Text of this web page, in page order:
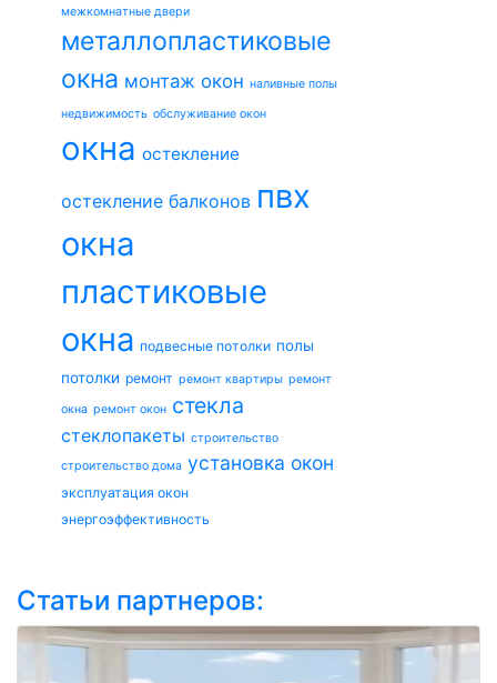
межкомнатные двери
металлопластиковые
окна монтаж окон наливные полы
недвижимость обслуживание окон
окна остекление
остекление балконов пвх
окна
пластиковые
окна подвесные потолки полы
потолки ремонт ремонт квартиры ремонт
окна ремонт окон стекла
стеклопакеты строительство
строительство дома установка окон
эксплуатация окон
энергоэффективность
Статьи партнеров: